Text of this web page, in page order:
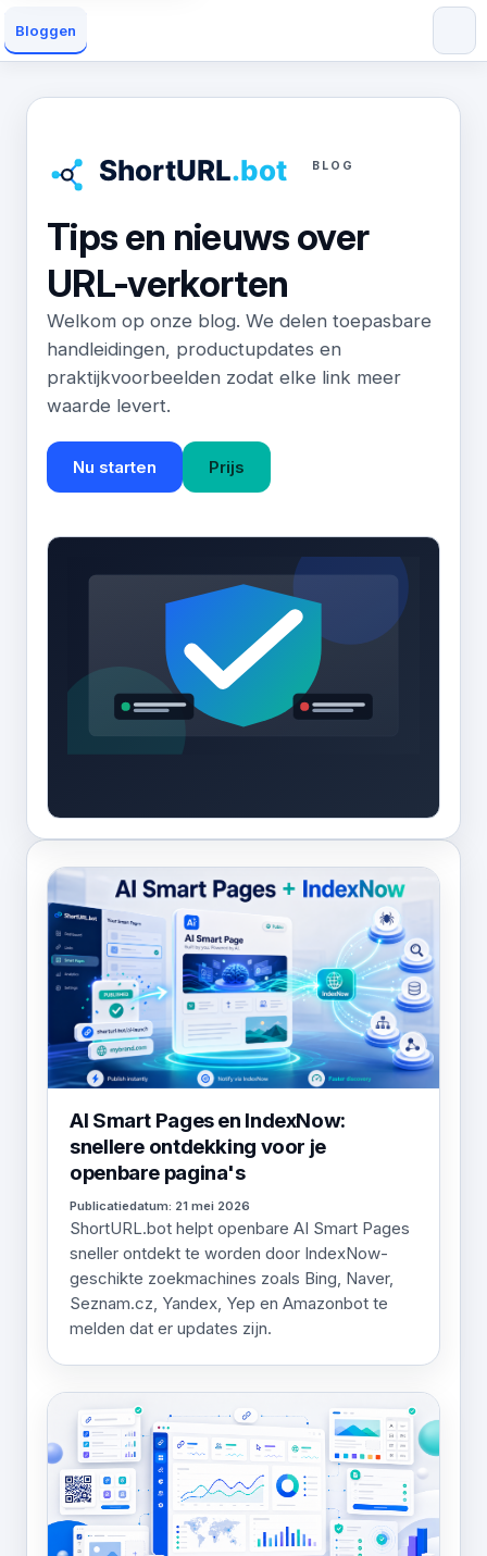
Bloggen
BLOG
Tips en nieuws over
URL-verkorten
Welkom op onze blog. We delen toepasbare
handleidingen, productupdates en
praktijkvoorbeelden zodat elke link meer
waarde levert.
Nu starten Prijs
AI Smart Pages en IndexNow:
snellere ontdekking voor je
openbare pagina's
Publicatiedatum: 21 mei 2026
ShortURL.bot helpt openbare AI Smart Pages
sneller ontdekt te worden door IndexNow-
geschikte zoekmachines zoals Bing, Naver,
Seznam.cz, Yandex, Yep en Amazonbot te
melden dat er updates zijn.